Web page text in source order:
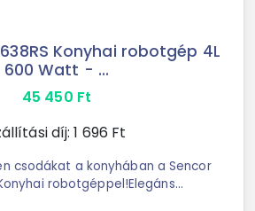
Konyhai robotgép 4L
600 Watt - ...
45 450 Ft
díj: 1 696 Ft
csodákat a konyhában a Sencor
robotgéppel!Elegáns